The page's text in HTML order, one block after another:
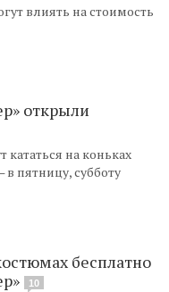
влиять на стоимость
открыли
на коньках
пятницу, субботу
бесплатно
10